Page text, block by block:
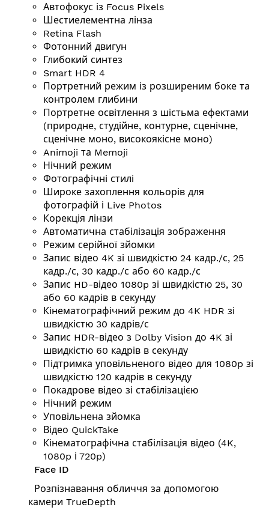
Автофокус із Focus Pixels
Шестиелементна лінза
Retina Flash
Фотонний двигун
Глибокий синтез
Smart HDR 4
Портретний режим із розширеним боке та
контролем глибини
Портретне освітлення з шістьма ефектами
(природне, студійне, контурне, сценічне,
сценічне моно, високоякісне моно)
Animoji та Memoji
Нічний режим
Фотографічні стилі
Широке захоплення кольорів для
фотографій і Live Photos
Корекція лінзи
Автоматична стабілізація зображення
Режим серійної зйомки
Запис відео 4K зі швидкістю 24 кадр./с, 25
кадр./с, 30 кадр./с або 60 кадр./с
Запис HD-відео 1080p зі швидкістю 25, 30
або 60 кадрів в секунду
Кінематографічний режим до 4K HDR зі
швидкістю 30 кадрів/с
Запис HDR-відео з Dolby Vision до 4K зі
швидкістю 60 кадрів в секунду
Підтримка уповільненого відео для 1080p зі
швидкістю 120 кадрів в секунду
Покадрове відео зі стабілізацією
Нічний режим
Уповільнена зйомка
Відео QuickTake
Кінематографічна стабілізація відео (4K,
1080p і 720p)
Face ID
Розпізнавання обличчя за допомогою
камери TrueDepth